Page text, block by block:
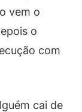
vem o
o
com
cai de